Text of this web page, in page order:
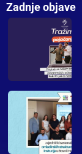
Zadnje objave